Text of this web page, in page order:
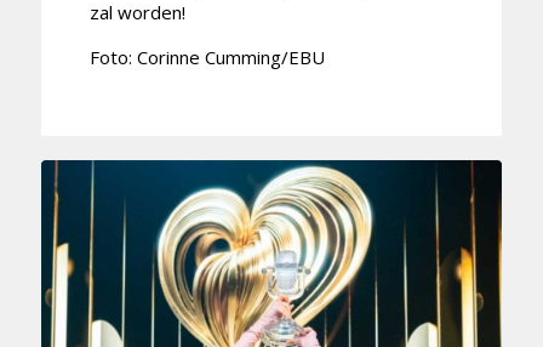
zal worden!
Foto: Corinne Cumming/EBU